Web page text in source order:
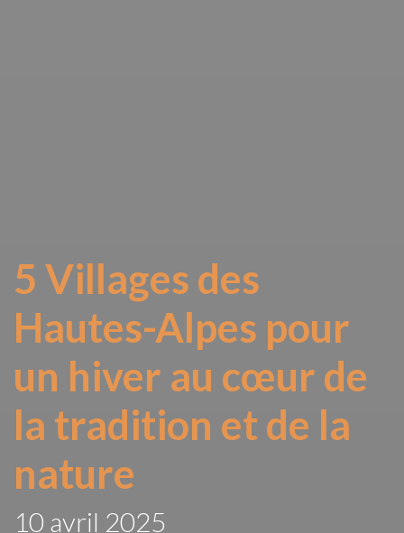
5 Villages des
Hautes-Alpes pour
un hiver au cœur de
la tradition et de la
nature
10 avril 2025